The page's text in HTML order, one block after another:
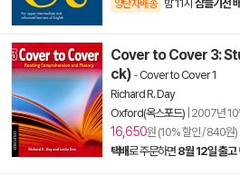
양탄자배송 밤 11시 잠들기전
Cover to Cover 3:
ck) -Cover to Cover 1
Richard R. Day
Oxford(옥스포드) 2007년 10
16,650원 (10% 할인 / 840원)
택배로 주문하면 8월 12일 출고